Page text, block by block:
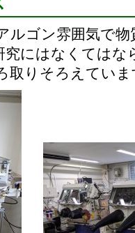
ルゴン雰囲気で
究にはなくてはな
取りそろえていま